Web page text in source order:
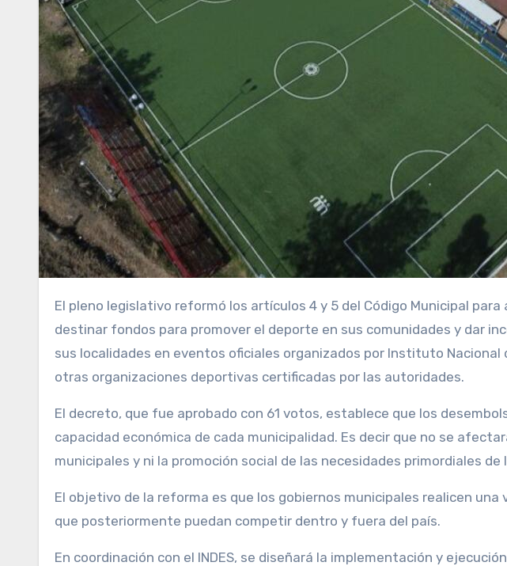
El pleno legislativo reformó los artículos 4 y 5 del Código Municipal para autorizar a los 262 municipios a
destinar fondos para promover el deporte en sus comunidades y dar
sus localidades en eventos oficiales organizados por Instituto Nacional
otras organizaciones deportivas certificadas por las autoridades.
El decreto, que fue aprobado con 61 votos, establece que los
capacidad económica de cada municipalidad. Es decir que no se
municipales y ni la promoción social de las necesidades primordiales
El objetivo de la reforma es que los gobiernos municipales realicen
que posteriormente puedan competir dentro y fuera del país.
En coordinación con el INDES, se diseñará la implementación y